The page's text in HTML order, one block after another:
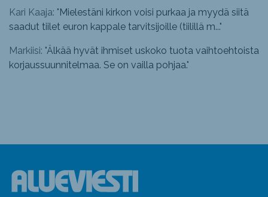
Kari Kaaja: "Mielestäni kirkon voisi purkaa ja myydä siitä
saadut tiilet euron kappale tarvitsijoille (tiilillä m..."
Markiisi: "Älkää hyvät ihmiset uskoko tuota vaihtoehtoista
korjaussuunnitelmaa. Se on vailla pohjaa."